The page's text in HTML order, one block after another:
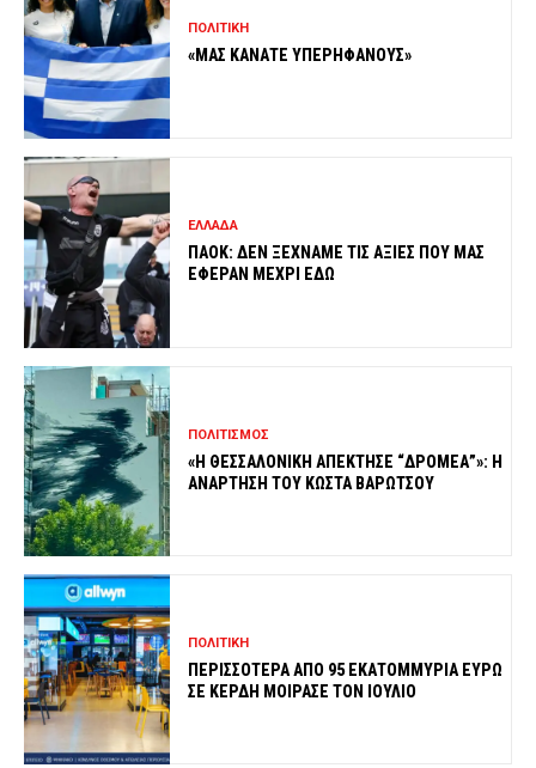
ΠΟΛΙΤΙΚΗ
«ΜΑΣ ΚΑΝΑΤΕ ΥΠΕΡΗΦΑΝΟΥΣ»
ΕΛΛΑΔΑ
ΠΑΟΚ: ΔΕΝ ΞΕΧΝΑΜΕ ΤΙΣ ΑΞΙΕΣ ΠΟΥ ΜΑΣ
ΕΦΕΡΑΝ ΜΕΧΡΙ ΕΔΩ
ΠΟΛΙΤΙΣΜΟΣ
«Η ΘΕΣΣΑΛΟΝΙΚΗ ΑΠΕΚΤΗΣΕ “ΔΡΟΜΕΑ”»: Η
ΑΝΑΡΤΗΣΗ ΤΟΥ ΚΩΣΤΑ ΒΑΡΩΤΣΟΥ
ΠΟΛΙΤΙΚΗ
ΠΕΡΙΣΣΟΤΕΡΑ ΑΠΟ 95 ΕΚΑΤΟΜΜΥΡΙΑ ΕΥΡΩ
ΣΕ ΚΕΡΔΗ ΜΟΙΡΑΣΕ ΤΟΝ ΙΟΥΛΙΟ